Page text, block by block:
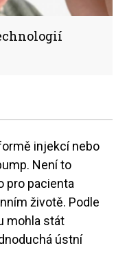
injekcí nebo
Není to
pro pacienta
životě. Podle
mohla stát
ústní